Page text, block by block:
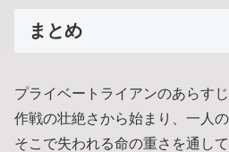
まとめ
プライベートライアンのあらす
作戦の壮絶さから始まり、一人
そこで失われる命の重さを通し